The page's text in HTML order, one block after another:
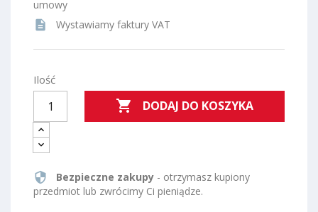
umowy
description Wystawiamy faktury VAT
Ilość
 DODAJ DO KOSZYKA
security Bezpieczne zakupy - otrzymasz kupiony
przedmiot lub zwrócimy Ci pieniądze.